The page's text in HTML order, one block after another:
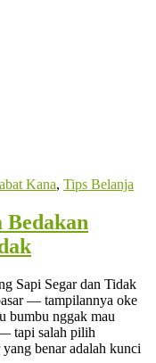
Kana, Tips Belanja
Sapi Segar dan Tidak
— tampilannya oke
bumbu nggak mau
tapi salah pilih
benar adalah kunci